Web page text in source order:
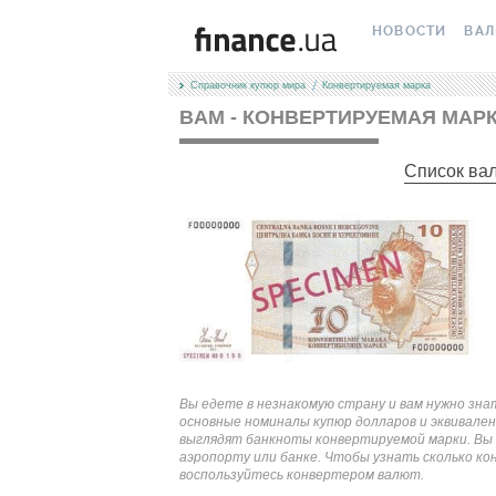
НОВОСТИ
ВСЕ НОВОСТИ
АВТОРСКИЕ
НОВОСТИ
СПЕЦПРОЕКТЫ
ТЕСТЫ
РЕДАКЦИЯ
КУРС
Справочник купюр мира Конвертируемая марка
BAM - КОНВЕРТИРУЕМАЯ
Список
Вы едете в незнакомую страну и вам нужно
основные номиналы купюр долларов и
выглядят банкноты конвертируемой марки.
аэропорту или банке. Чтобы узнать сколько
воспользуйтесь конвертером валют.